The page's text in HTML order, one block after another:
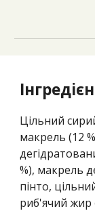
Цільний
макрель (12
%), макрель
пінто,
риб'ячий жир